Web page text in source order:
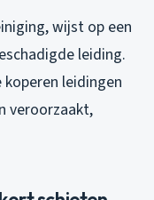
wijst op een
leiding.
leidingen
veroorzaakt,